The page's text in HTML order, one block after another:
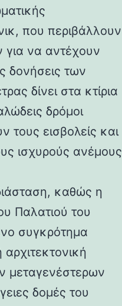
που περιβάλλουν
για να αντέχουν
δονήσεις των
δίνει στα κτίρια
δρόμοι
τους εισβολείς και
ισχυρούς ανέμους
καθώς η
Παλατιού του
συγκρότημα
μεταγενέστερων
δομές του